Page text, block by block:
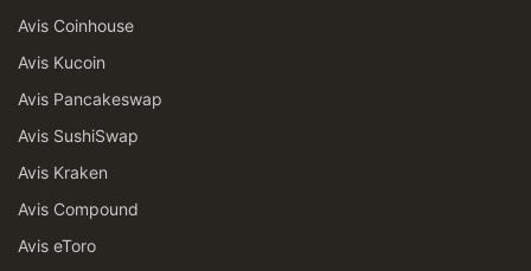
Avis Coinhouse
Avis Kucoin
Avis Pancakeswap
Avis SushiSwap
Avis Kraken
Avis Compound
Avis eToro